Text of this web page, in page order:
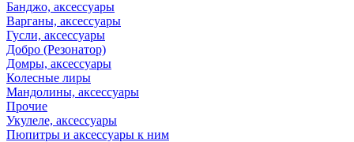
Банджо, аксессуары
Варганы, аксессуары
Гусли, аксессуары
Добро (Резонатор)
Домры, аксессуары
Колесные лиры
Мандолины, аксессуары
Прочие
Укулеле, аксессуары
Пюпитры и аксессуары к ним